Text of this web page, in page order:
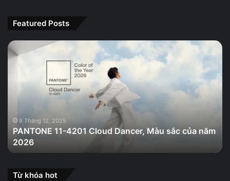
Featured Posts
PANTONE
11-
Màu
của
năm
2026
8 Tháng 12, 2025
PANTONE 11-4201 Cloud Dancer, Màu sắc của năm
2026
Từ khóa hot